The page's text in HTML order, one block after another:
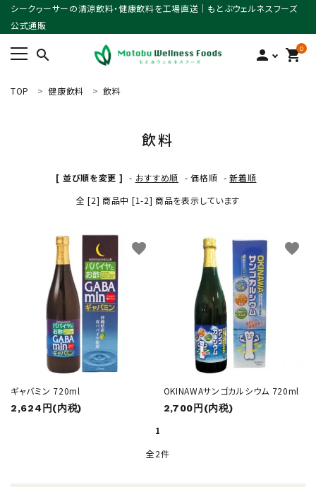
シークヮーサーの清涼飲料・健康飲料を工場直送｜もとぶウェルネスフーズ
公式通販
search person 0
shopping_cart
ACCOUNT MENU
新規会員登録
search
シークヮーサージュース
健康飲料
TOP 健康飲料 飲料
飲料
[ 並び順を変更 ] - おすすめ順 -価格順 -新着順
全 [2] 商品中 [1-2] 商品を表示しています
ギャバミン 720ml
2,624円(内税)
favorite
OKINAWAサンゴカルシウム 720ml
2,700円(内税)
favorite
1
全2件